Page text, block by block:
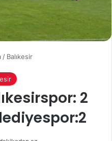
/ Balıkesir
2